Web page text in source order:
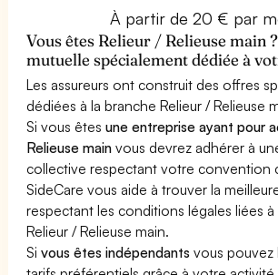
À partir de 20 € par
Vous êtes Relieur / Relieuse main
mutuelle spécialement dédiée à
Les assureurs ont construit des offres
dédiées à la branche Relieur / Relieuse
Si vous êtesune entreprise ayant pour
Relieuse main vous devrez adhérer à
collective respectant votre convention
SideCare vous aide à trouver la
respectant les conditions légales liées
Relieur / Relieuse main.
Sivous êtes indépendants vous